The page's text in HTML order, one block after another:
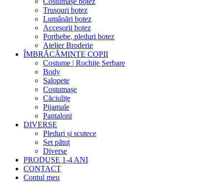
Trusouri botez
Lumânări botez
Accesorii botez
Portbebe, pleduri botez
Atelier Broderie
ÎMBRĂCĂMINTE COPII
Costume | Rochițe Serbare
Body
Salopete
Costumașe
Căciulițe
Pijamale
Pantaloni
DIVERSE
Pleduri și scutece
Set pătuț
Diverse
PRODUSE 1-4 ANI
CONTACT
Contul meu